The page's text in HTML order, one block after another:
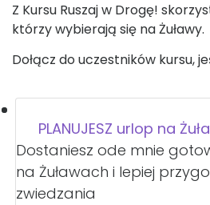
Z Kursu Ruszaj w Drogę!
którzy wybierają się na Żuławy.
Dołącz do uczestników kursu,
PLANUJESZ urlop na
Dostaniesz ode mnie
na Żuławach i lepiej
zwiedzania